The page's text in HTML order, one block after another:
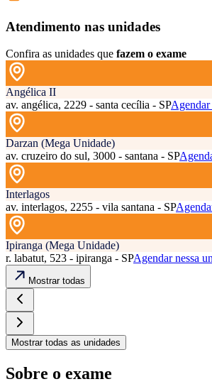
Atendimento nas unidades
Confira as unidades que fazem o exame
Angélica II
av. angélica, 2229 - santa cecília - SPAgendar
Darzan (Mega Unidade)
av. cruzeiro do sul, 3000 - santana - SP
Interlagos
av. interlagos, 2255 - vila santana - SP
Ipiranga (Mega Unidade)
r. labatut, 523 - ipiranga - SPAgendar nessa
Mostrar todas
Mostrar todas as unidades
Sobre o exame